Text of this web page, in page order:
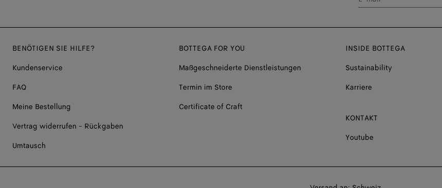
BENÖTIGEN SIE HILFE?
Kundenservice
FAQ
Meine Bestellung
Vertrag widerrufen - Rückgaben
Umtausch
BOTTEGA FOR YOU
Maßgeschneiderte Dienstleistungen
Termin im Store
Certificate of Craft
INSIDE BOTTEGA
Sustainability
Karriere
KONTAKT
Youtube